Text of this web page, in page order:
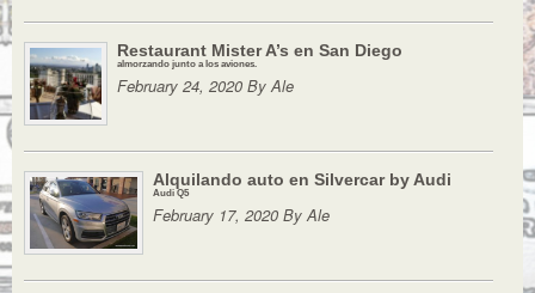
Restaurant Mister A’s en San Diego
almorzando junto a los aviones.
February 24, 2020 By Ale
Alquilando auto en Silvercar by Audi
Audi Q5
February 17, 2020 By Ale